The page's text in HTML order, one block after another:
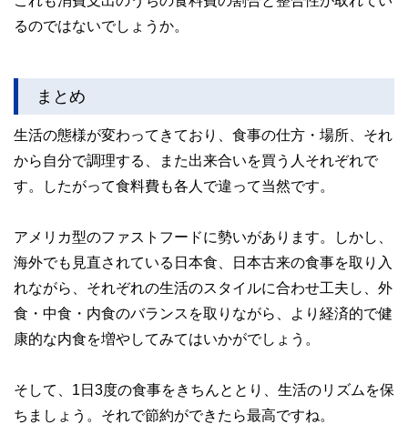
るのではないでしょうか。
まとめ
生活の態様が変わってきており、食事の仕方・場所、それ
から自分で調理する、また出来合いを買う人それぞれで
す。したがって食料費も各人で違って当然です。
アメリカ型のファストフードに勢いがあります。しかし、
海外でも見直されている日本食、日本古来の食事を取り入
れながら、それぞれの生活のスタイルに合わせ工夫し、外
食・中食・内食のバランスを取りながら、より経済的で健
康的な内食を増やしてみてはいかがでしょう。
そして、1日3度の食事をきちんととり、生活のリズムを保
ちましょう。それで節約ができたら最高ですね。